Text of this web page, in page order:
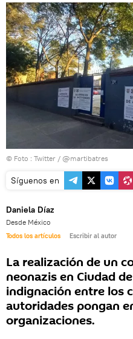
© Foto : Twitter / @martibatres
Síguenos en
Daniela Díaz
Desde México
Todos los artículos Escribir al autor
La realización de un
neonazis en Ciudad
indignación entre los
autoridades pongan
organizaciones.